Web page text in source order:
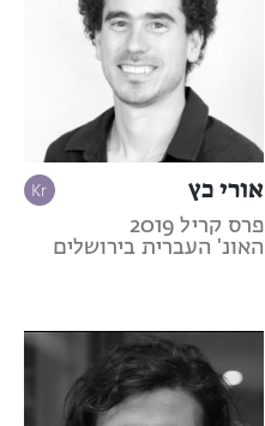
אורי כץ
פרס קריל 2019
האונ' העברית בירושלים